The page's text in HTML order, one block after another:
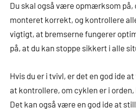
Du skal også være opmærksom på,
monteret korrekt, og kontrollere
vigtigt, at bremserne fungerer
på, at du kan stoppe sikkert i alle
Hvis du er i tvivl, er det en god ide
at kontrollere, om cyklen er i orden,
Det kan også være en god ide at